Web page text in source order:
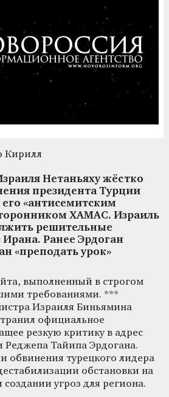
Кирилл
Нетаньяху жёстко
президента Турции
его «антисемитским
ХАМАС. Израиль
решительные
Ранее Эрдоган
«преподать урок»
выполненный в строгом
требованиями. ***
Израиля Биньямина
официальное
резкую критику в адрес
Реджепа Тайипа Эрдогана.
обвинения турецкого лидера
обстановки на
угроз для региона.